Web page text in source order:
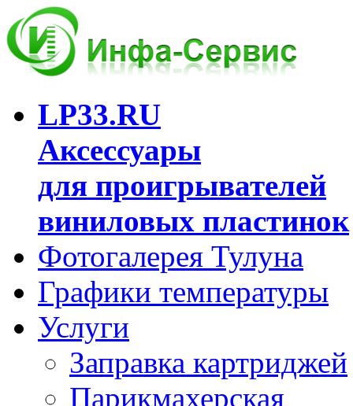
LP33.RU
Аксессуары
для проигрывателей
виниловых пластинок
Фотогалерея Тулуна
Графики температуры
Услуги
Заправка картриджей
Парикмахерская